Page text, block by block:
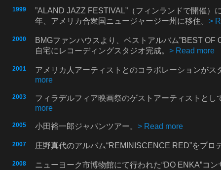
1999
”ALAND JAZZ FESTIVAL”（フィンランドで開催）
年、アメリカ合衆国ニュージャージー州に移住。 >
2000
BMGファンハウスより、ベストアルバム”BEST OF
自宅にレコーディングスタジオ完成。 > Read more
2001
アメリカ人アーティストとのコラボレーションがス
more
2003
フィラデルフィア映画祭のゲストアーティストとし
more
2005 小田裕一郎ジャパンツアー。 > Read more
2007 庄野真代のアルバム“REMINISCENCE RED”をプロ
2008
ニューヨーク市博物館にて行われた“DO ENKA”コ